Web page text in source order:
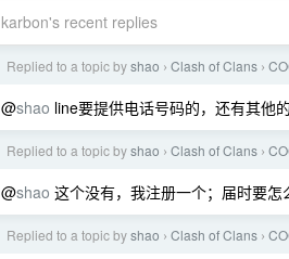
karbon's recent replies
Replied to a topic byshao › Clash of Clans ›
@shao line要提供电话号码的，还有其他
Replied to a topic byshao › Clash of Clans ›
@shao 这个没有，我注册一个；届时要怎
Replied to a topic byshao › Clash of Clans ›